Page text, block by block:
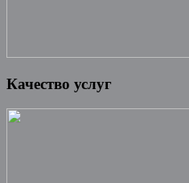
Качество услуг